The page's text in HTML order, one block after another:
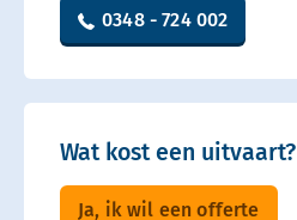
0348 - 724 002
Wat kost een uitvaart?
Ja, ik wil een offerte